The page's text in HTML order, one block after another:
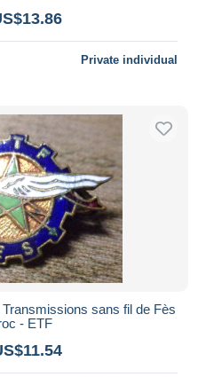
Private individual
sans fil de Fès
- ETF